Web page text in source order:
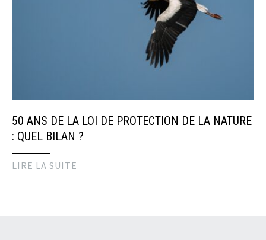
50 ANS DE LA LOI DE PROTECTION DE LA NATURE
: QUEL BILAN ?
LIRE LA SUITE